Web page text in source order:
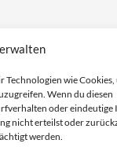
Technologien wie Cookies,
Wenn du diesen
oder eindeutige
nicht erteilst oder
werden.